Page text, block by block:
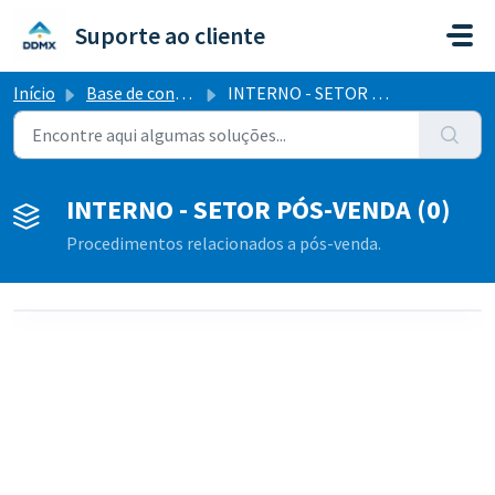
Suporte ao cliente
Início Base de conhecimento INTERNO - SETOR PÓS-VENDA
INTERNO - SETOR PÓS-VENDA (0)
Procedimentos relacionados a pós-venda.